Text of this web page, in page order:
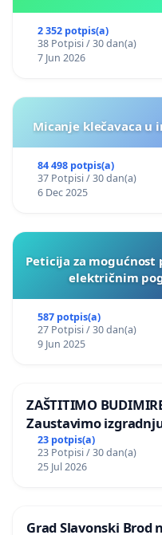
2 352 potpis(a)
38 Potpisi / 30 dan(a)
7 Jun 2026
Micanje klečavaca u
84 498 potpis(a)
37 Potpisi / 30 dan(a)
6 Dec 2025
Peticija za
električnim
587 potpis(a)
27 Potpisi / 30 dan(a)
9 Jun 2025
ZAŠTITIMO
Zaustavimo
Vedrine na području
23 potpis(a)
23 Potpisi / 30 dan(a)
25 Jul 2026
Grad Slavonski Brod